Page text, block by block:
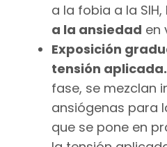
a la fobia a la
a la ansiedad en
Exposición
tensión aplicada.
fase, se mezclan
ansiógenas para
que se pone en